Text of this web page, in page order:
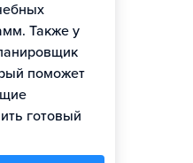
Также у
поможет
готовый